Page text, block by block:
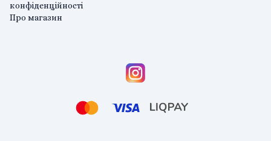
конфіденційності
Про магазин